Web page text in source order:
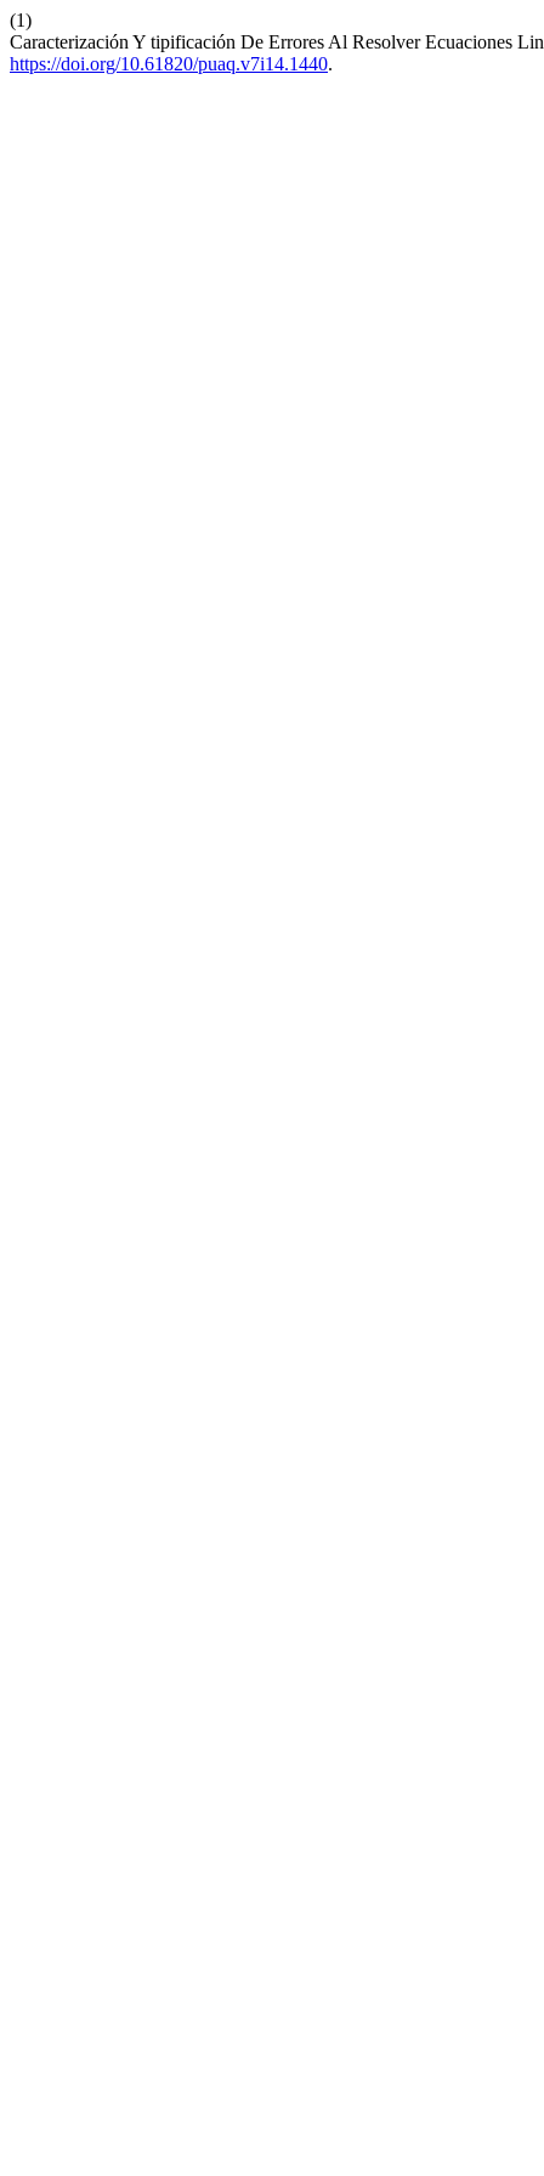
(1)
Caracterización Y tipificación De Errores Al Resolver Ecuaciones
https://doi.org/10.61820/puaq.v7i14.1440.